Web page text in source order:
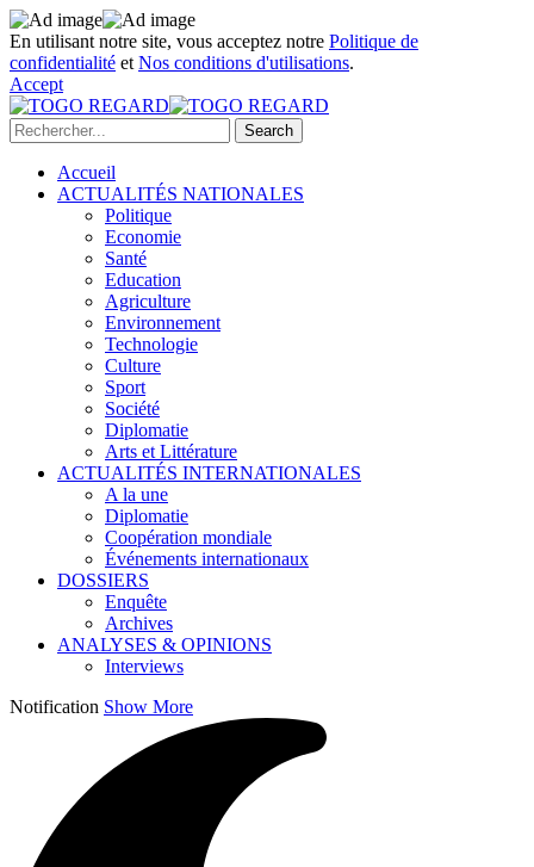
En utilisant notre site, vous acceptez notre Politique de
confidentialité et Nos conditions d'utilisations.
Accept
Accueil
ACTUALITÉS NATIONALES
Politique
Economie
Santé
Education
Agriculture
Environnement
Technologie
Culture
Sport
Société
Diplomatie
Arts et Littérature
ACTUALITÉS INTERNATIONALES
A la une
Diplomatie
Coopération mondiale
Événements internationaux
DOSSIERS
Enquête
Archives
ANALYSES & OPINIONS
Interviews
Notification Show More